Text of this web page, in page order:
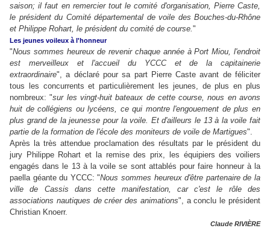
saison; il faut en remercier tout le comité d'organisation, Pierre Caste,
le président du Comité départemental de voile des Bouches-du-Rhône
et Philippe Rohart, le président du comité de course."
Les jeunes voileux à l'honneur
"Nous sommes heureux de revenir chaque année à Port Miou, l'endroit
est merveilleux et l'accueil du YCCC et de la capitainerie
extraordinaire", a déclaré pour sa part Pierre Caste avant de féliciter
tous les concurrents et particulièrement les jeunes, de plus en plus
nombreux: "sur les vingt-huit bateaux de cette course, nous en avons
huit de collégiens ou lycéens, ce qui montre l'engouement de plus en
plus grand de la jeunesse pour la voile. Et d'ailleurs le 13 à la voile fait
partie de la formation de l'école des moniteurs de voile de Martigues".
Après la très attendue proclamation des résultats par le président du
jury Philippe Rohart et la remise des prix, les équipiers des voiliers
engagés dans le 13 à la voile se sont attablés pour faire honneur à la
paella géante du YCCC: "Nous sommes heureux d'être partenaire de la
ville de Cassis dans cette manifestation, car c'est le rôle des
associations nautiques de créer des animations", a conclu le président
Christian Knoerr.
Claude RIVIÈRE